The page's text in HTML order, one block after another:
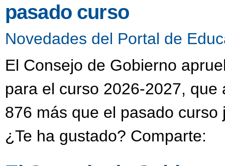
pasado curso
Novedades del Portal de
El Consejo de Gobierno
para el curso 2026-2027,
876 más que el pasado
¿Te ha gustado? Comparte: